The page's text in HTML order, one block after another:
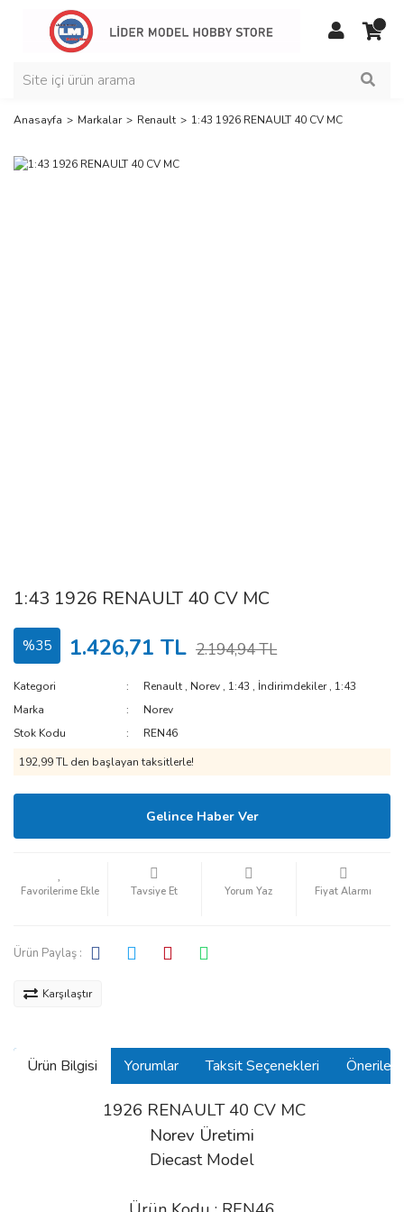
Anasayfa Markalar Renault 1:43 1926 RENAULT 40 CV MC
1:43 1926 RENAULT 40 CV MC
%35 1.426,71 TL 2.194,94 TL
Kategori Renault , Norev , 1:43 , İndirimdekiler, 1:43
Marka
Norev
Stok Kodu
REN46
192,99 TL den başlayan taksitlerle!
Gelince Haber Ver
Tavsiye Et Yorum Yaz Fiyat Alarmı
Ürün Paylaş :
Karşılaştır
Ürün Bilgisi Yorumlar Taksit Seçenekleri
1926 RENAULT 40 CV MC
Norev Üretimi
Diecast Model